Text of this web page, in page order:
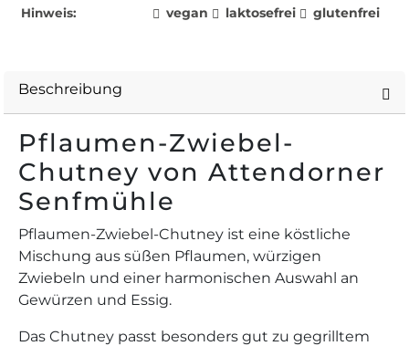
Hinweis: vegan laktosefrei glutenfrei
Beschreibung
Pflaumen-Zwiebel-
Chutney von Attendorner
Senfmühle
Pflaumen-Zwiebel-Chutney ist eine köstliche
Mischung aus süßen Pflaumen, würzigen
Zwiebeln und einer harmonischen Auswahl an
Gewürzen und Essig.
Das Chutney passt besonders gut zu gegrilltem